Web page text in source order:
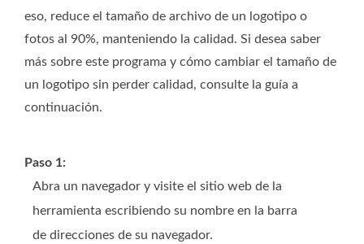
eso, reduce el tamaño de archivo de un logotipo o
fotos al 90%, manteniendo la calidad. Si desea saber
más sobre este programa y cómo cambiar el tamaño de
un logotipo sin perder calidad, consulte la guía a
continuación.
Paso 1:
Abra un navegador y visite el sitio web de la
herramienta escribiendo su nombre en la barra
de direcciones de su navegador.